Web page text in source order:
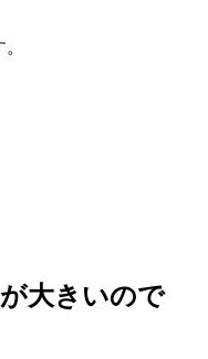
大きいので